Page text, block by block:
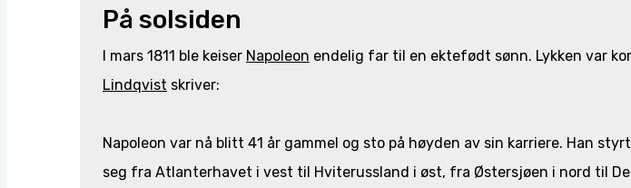
På solsiden
I mars 1811 ble keiser Napoleon endelig far til en ektefødt sønn. Lykken var
Lindqvist skriver:
Napoleon var nå blitt 41 år gammel og sto på høyden av sin karriere. Han
seg fra Atlanterhavet i vest til Hviterussland i øst, fra Østersjøen i nord til